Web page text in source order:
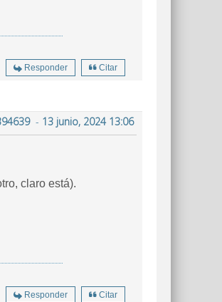
Responder Citar
- 13 junio, 2024 13:06
claro está).
Responder Citar